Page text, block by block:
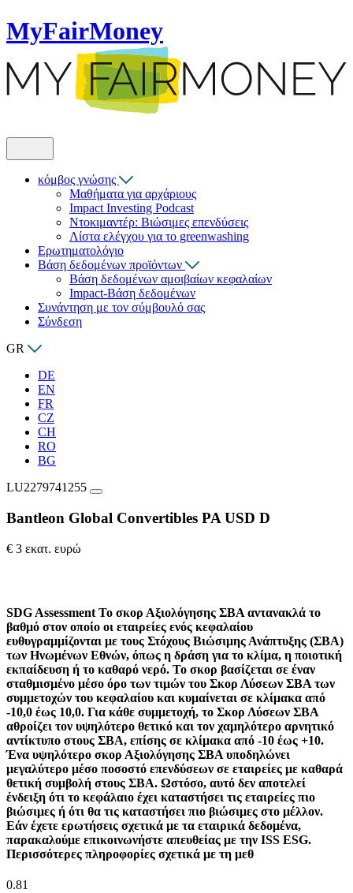
MyFairMoney
κόμβος γνώσης
Μαθήματα για αρχάριους
Impact Investing Podcast
Ντοκιμαντέρ: Βιώσιμες επενδύσεις
Λίστα ελέγχου για το greenwashing
Ερωτηματολόγιο
Βάση δεδομένων προϊόντων
Βάση δεδομένων αμοιβαίων κεφαλαίων
Impact-Βάση δεδομένων
Συνάντηση με τον σύμβουλό σας
Σύνδεση
GR
DE
EN
FR
CZ
CH
RO
BG
LU2279741255
Bantleon Global Convertibles PA USD D
€ 3 εκατ. ευρώ
SDG Assessment Το σκορ Αξιολόγησης ΣΒΑ αντανακλά το
βαθμό στον οποίο οι εταιρείες ενός κεφαλαίου
ευθυγραμμίζονται με τους Στόχους Βιώσιμης Ανάπτυξης (ΣΒΑ)
των Ηνωμένων Εθνών, όπως η δράση για το κλίμα, η ποιοτική
εκπαίδευση ή το καθαρό νερό. Το σκορ βασίζεται σε έναν
σταθμισμένο μέσο όρο των τιμών του Σκορ Λύσεων ΣΒΑ των
συμμετοχών του κεφαλαίου και κυμαίνεται σε κλίμακα από
-10,0 έως 10,0. Για κάθε συμμετοχή, το Σκορ Λύσεων ΣΒΑ
αθροίζει τον υψηλότερο θετικό και τον χαμηλότερο αρνητικό
αντίκτυπο στους ΣΒΑ, επίσης σε κλίμακα από -10 έως +10.
Ένα υψηλότερο σκορ Αξιολόγησης ΣΒΑ υποδηλώνει
μεγαλύτερο μέσο ποσοστό επενδύσεων σε εταιρείες με καθαρά
θετική συμβολή στους ΣΒΑ. Ωστόσο, αυτό δεν αποτελεί
ένδειξη ότι το κεφάλαιο έχει καταστήσει τις εταιρείες πιο
βιώσιμες ή ότι θα τις καταστήσει πιο βιώσιμες στο μέλλον.
Εάν έχετε ερωτήσεις σχετικά με τα εταιρικά δεδομένα,
παρακαλούμε επικοινωνήστε απευθείας με την ISS ESG.
Περισσότερες πληροφορίες σχετικά με τη μεθ
0.81